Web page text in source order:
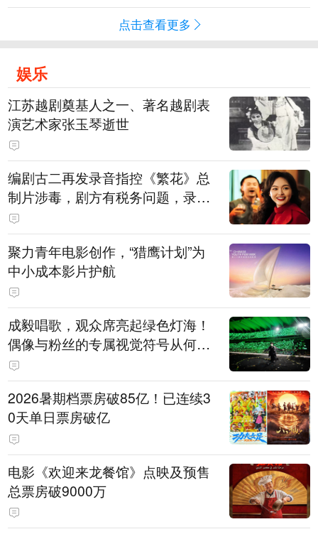
点击查看更多
娱乐
江苏越剧奠基人之一、著名越剧表
演艺术家张玉琴逝世
编剧古二再发录音指控《繁花》总
制片涉毒，剧方有税务问题，录音
中王家卫称“一点够了，要不然又要
出事”
聚力青年电影创作，“猎鹰计划”为
中小成本影片护航
成毅唱歌，观众席亮起绿色灯海！
偶像与粉丝的专属视觉符号从何而
来
2026暑期档票房破85亿！已连续3
0天单日票房破亿
电影《欢迎来龙餐馆》点映及预售
总票房破9000万